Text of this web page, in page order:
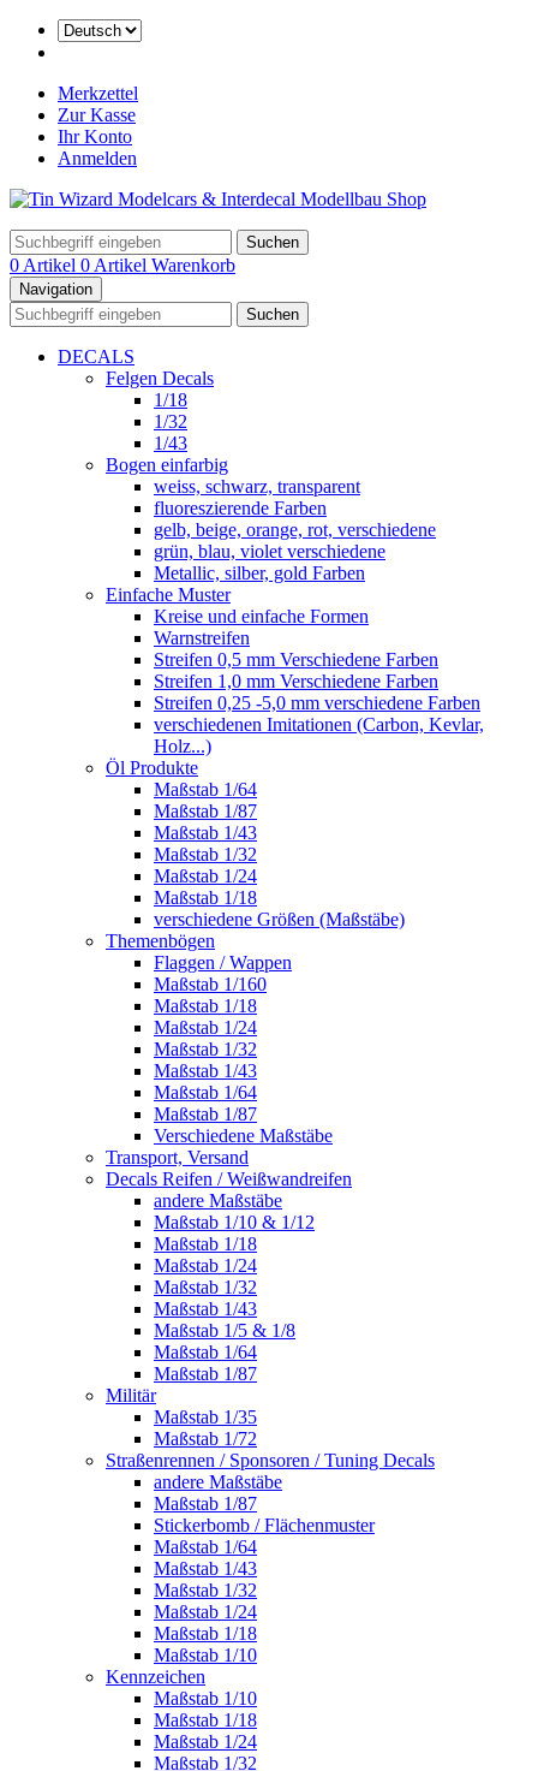
Merkzettel
Zur Kasse
Ihr Konto
Anmelden
Suchen
0 Artikel 0 Artikel Warenkorb
Navigation
Suchen
DECALS
Felgen Decals
1/18
1/32
1/43
Bogen einfarbig
weiss, schwarz, transparent
fluoreszierende Farben
gelb, beige, orange, rot, verschiedene
grün, blau, violet verschiedene
Metallic, silber, gold Farben
Einfache Muster
Kreise und einfache Formen
Warnstreifen
Streifen 0,5 mm Verschiedene Farben
Streifen 1,0 mm Verschiedene Farben
Streifen 0,25 -5,0 mm verschiedene Farben
verschiedenen Imitationen (Carbon, Kevlar,
Holz...)
Öl Produkte
Maßstab 1/64
Maßstab 1/87
Maßstab 1/43
Maßstab 1/32
Maßstab 1/24
Maßstab 1/18
verschiedene Größen (Maßstäbe)
Themenbögen
Flaggen / Wappen
Maßstab 1/160
Maßstab 1/18
Maßstab 1/24
Maßstab 1/32
Maßstab 1/43
Maßstab 1/64
Maßstab 1/87
Verschiedene Maßstäbe
Transport, Versand
Decals Reifen / Weißwandreifen
andere Maßstäbe
Maßstab 1/10 & 1/12
Maßstab 1/18
Maßstab 1/24
Maßstab 1/32
Maßstab 1/43
Maßstab 1/5 & 1/8
Maßstab 1/64
Maßstab 1/87
Militär
Maßstab 1/35
Maßstab 1/72
Straßenrennen / Sponsoren / Tuning Decals
andere Maßstäbe
Maßstab 1/87
Stickerbomb / Flächenmuster
Maßstab 1/64
Maßstab 1/43
Maßstab 1/32
Maßstab 1/24
Maßstab 1/18
Maßstab 1/10
Kennzeichen
Maßstab 1/10
Maßstab 1/18
Maßstab 1/24
Maßstab 1/32